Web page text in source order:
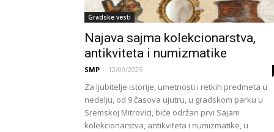
Gradske vesti
Najava sajma kolekcionarstva,
antikviteta i numizmatike
SMP - 12/09/2025
Za ljubitelje istorije, umetnosti i retkih predmeta u
nedelju, od 9 časova ujutru, u gradskom parku u
Sremskoj Mitrovici, biće održan prvi Sajam
kolekcionarstva, antikviteta i numizmatike, u